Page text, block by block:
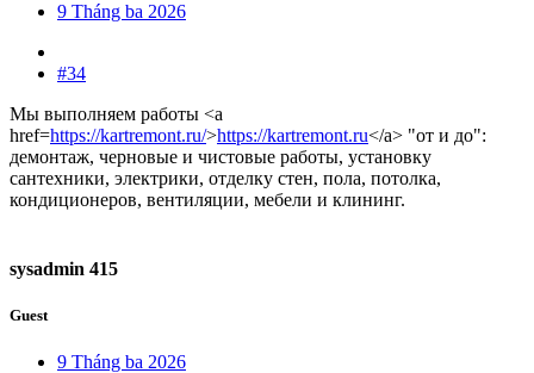
9 Tháng ba 2026
#34
Мы выполняем работы <a
href=https://kartremont.ru/>https://kartremont.ru</a> "от и до":
демонтаж, черновые и чистовые работы, установку
сантехники, электрики, отделку стен, пола, потолка,
кондиционеров, вентиляции, мебели и клининг.
sysadmin 415
Guest
9 Tháng ba 2026